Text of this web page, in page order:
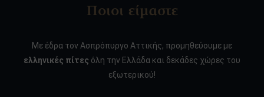
Ποιοι είμαστε
Με έδρα τον Ασπρόπυργο Αττικής, προμηθεύουμε με
ελληνικές πίτες όλη την Ελλάδα και δεκάδες χώρες του
εξωτερικού!